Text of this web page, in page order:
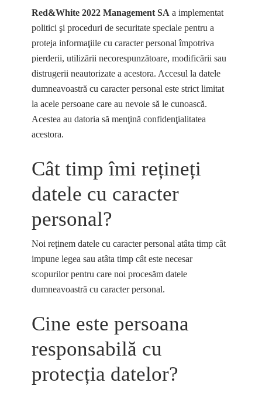
Red&White 2022 Management SA a implementat
politici şi proceduri de securitate speciale pentru a
proteja informaţiile cu caracter personal împotriva
pierderii, utilizării necorespunzătoare, modificării sau
distrugerii neautorizate a acestora. Accesul la datele
dumneavoastră cu caracter personal este strict limitat
la acele persoane care au nevoie să le cunoască.
Acestea au datoria să menţină confidenţialitatea
acestora.
Cât timp îmi rețineți
datele cu caracter
personal?
Noi reținem datele cu caracter personal atâta timp cât
impune legea sau atâta timp cât este necesar
scopurilor pentru care noi procesăm datele
dumneavoastră cu caracter personal.
Cine este persoana
responsabilă cu
protecția datelor?